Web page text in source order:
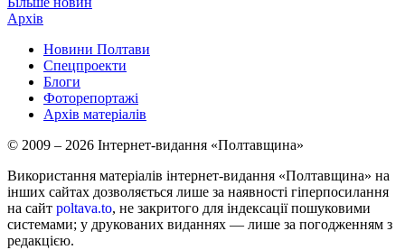
Архів
Новини Полтави
Спецпроекти
Блоги
Фоторепортажі
Архів матеріалів
© 2009 – 2026 Інтернет-видання «Полтавщина»
Використання матеріалів інтернет-видання «Полтавщина» на
інших сайтах дозволяється лише за наявності гіперпосилання
на сайт poltava.to, не закритого для індексації пошуковими
системами; у друкованих виданнях — лише за погодженням з
редакцією.